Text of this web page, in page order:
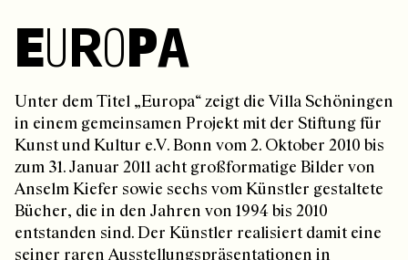
EU RO PA
Unter dem Titel „Europa“ zeigt die Villa Schöningen
in einem gemeinsamen Projekt mit der Stiftung für
Kunst und Kultur e.V. Bonn vom 2. Oktober 2010 bis
zum 31. Januar 2011 acht großformatige Bilder von
Anselm Kiefer sowie sechs vom Künstler gestaltete
Bücher, die in den Jahren von 1994 bis 2010
entstanden sind. Der Künstler realisiert damit eine
seiner raren Ausstellungspräsentationen in